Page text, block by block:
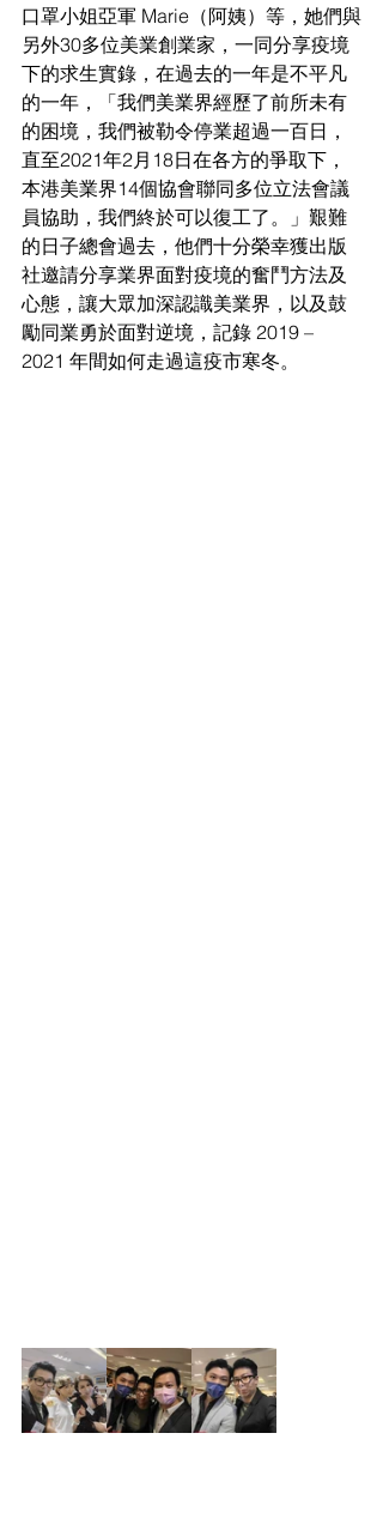
口罩小姐亞軍 Marie（阿姨）等，她們與
另外30多位美業創業家，一同分享疫境
下的求生實錄，在過去的一年是不平凡
的一年，「我們美業界經歷了前所未有
的困境，我們被勒令停業超過一百日，
直至2021年2月18日在各方的爭取下，
本港美業界14個協會聯同多位立法會議
員協助，我們終於可以復工了。」艱難
的日子總會過去，他們十分榮幸獲出版
社邀請分享業界面對疫境的奮鬥方法及
心態，讓大眾加深認識美業界，以及鼓
勵同業勇於面對逆境，記錄 2019 –
2021 年間如何走過這疫市寒冬。